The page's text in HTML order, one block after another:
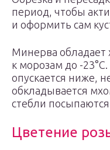
период, чтобы
и оформить сам
Минерва обладает
к морозам до -
опускается ниже,
обкладывается
стебли
Цветение